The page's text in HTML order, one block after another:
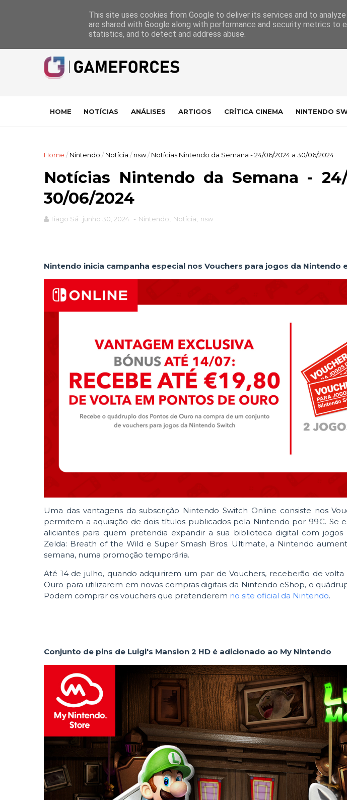
A equipa Pontuações das Análises Suporte da Indústria Contacto
HOME NOTÍCIAS ANÁLISES ARTIGOS CRÍTICA CINEMA NINTENDO
Home / Nintendo / Notícia / nsw/ Notícias Nintendo da Semana - 24/06/2024 a 30/06/2024
Notícias Nintendo da Semana -
30/06/2024
Tiago Sá junho 30, 2024 - Nintendo Notícia nsw
Nintendo inicia campanha especial nos Vouchers para jogos da Nintendo
Uma das vantagens da subscrição Nintendo Switch Online consiste nos
permitem a aquisição de dois títulos publicados pela Nintendo por 99€. Se
aliciantes para quem pretendia expandir a sua biblioteca digital com
Zelda: Breath of the Wild e Super Smash Bros. Ultimate, a Nintendo
semana, numa promoção temporária.
Até 14 de julho, quando adquirirem um par de Vouchers, receberão de
Ouro para utilizarem em novas compras digitais da Nintendo eShop, o
Podem comprar os vouchers que pretenderem no site oficial da Nintendo.
Conjunto de pins de Luigi's Mansion 2 HD é adicionado ao My Nintendo
This site uses cookies from Google to deliver its services and to
are shared with Google along with performance and security metrics to
statistics, and to detect and address abuse.